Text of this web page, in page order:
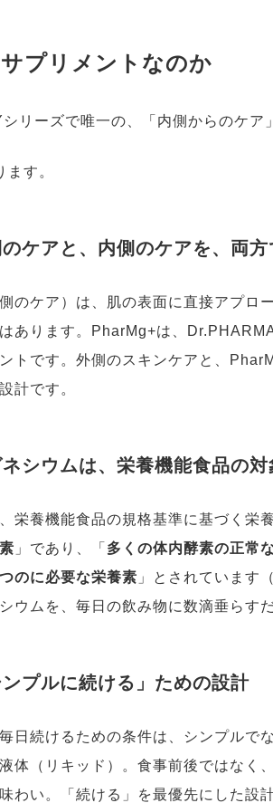
プリメントなのか
リーズで唯一の、「内側からのケア
す。
ケアと、内側のケアを、両方
のケア）は、肌の表面に直接アプロ
あります。PharMg+は、
トです。外側のスキンケアと、
計です。
シウムは、栄養機能食品の
栄養機能食品の規格基準に基づく栄
」であり、「 多くの体内酵素の正常
のに必要な栄養素 」とされています
ウムを、毎日の飲み物に数滴垂らす
プルに続ける」ための設計
日続けるための条件は、シンプルで
体（リキッド）。食事前後ではなく
わい。「続ける」を最優先にした設